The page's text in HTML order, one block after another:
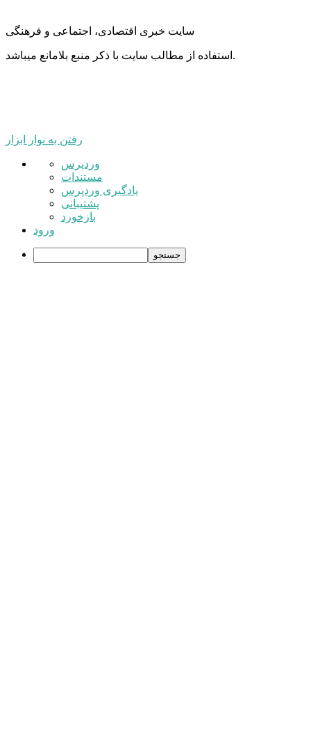
سایت خبری اقتصادی، اجتماعی و فرهنگی
استفاده از مطالب سایت با ذکر منبع بلامانع میباشد.
رفتن به نوار ابزار
درباره
وردپرس
وردپرس
مستندات
یادگیری وردپرس
پشتیبانی
بازخورد
ورود
جستجو